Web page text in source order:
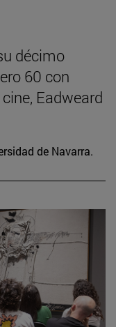
décimo
60 con
Eadweard
de Navarra.